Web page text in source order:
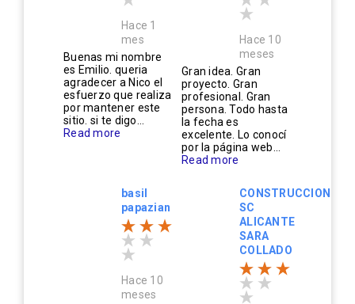
Hace 1
mes
Buenas mi nombre
es Emilio. queria
agradecer a Nico el
esfuerzo que realiza
por mantener este
sitio. si te digo...
Read more
Hace 10
meses
Gran idea. Gran
proyecto. Gran
profesional. Gran
persona. Todo hasta
la fecha es
excelente. Lo conocí
por la página web...
Read more
basil
papazian
Hace 10
meses
CONSTRUCCIONES
SC
ALICANTE
SARA
COLLADO